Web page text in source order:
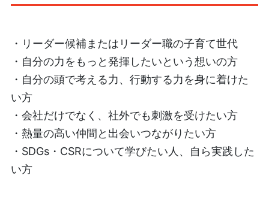
・リーダー候補またはリーダー職の子育て世代
・自分の力をもっと発揮したいという想いの方
・自分の頭で考える力、行動する力を身に着けた
い方
・会社だけでなく、社外でも刺激を受けたい方
・熱量の高い仲間と出会いつながりたい方
・SDGs・CSRについて学びたい人、自ら実践した
い方